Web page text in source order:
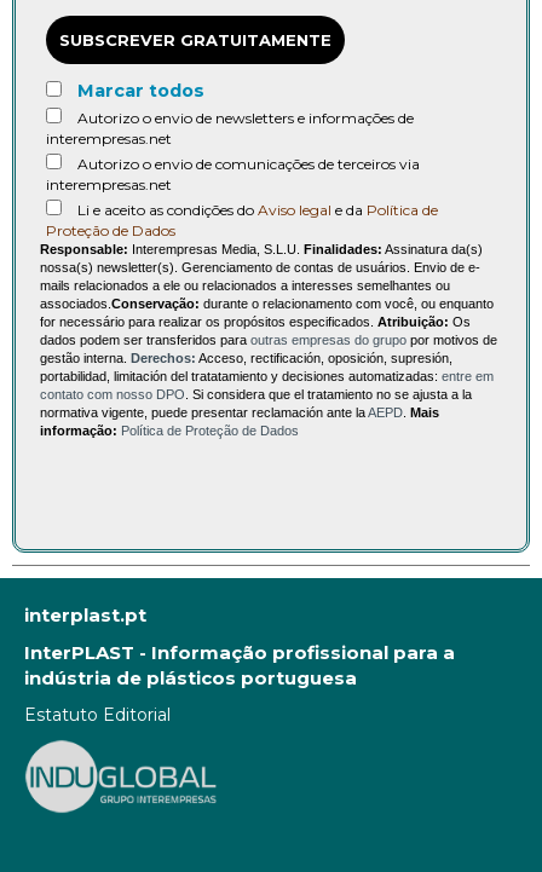
SUBSCREVER GRATUITAMENTE
Marcar todos
Autorizo o envio de newsletters e informações de
interempresas.net
Autorizo o envio de comunicações de terceiros via
interempresas.net
Li e aceito as condições do Aviso legal e da Política de
Proteção de Dados
Responsable: Interempresas Media, S.L.U. Finalidades: Assinatura da(s)
nossa(s) newsletter(s). Gerenciamento de contas de usuários. Envio de e-
mails relacionados a ele ou relacionados a interesses semelhantes ou
associados. Conservação: durante o relacionamento com você, ou enquanto
for necessário para realizar os propósitos especificados. Atribuição: Os
dados podem ser transferidos para outras empresas do grupo por motivos de
gestão interna. Derechos: Acceso, rectificación, oposición, supresión,
portabilidad, limitación del tratatamiento y decisiones automatizadas: entre em
contato com nosso DPO . Si considera que el tratamiento no se ajusta a la
normativa vigente, puede presentar reclamación ante laAEPD Mais
informação: Política de Proteção de Dados
interplast.pt
InterPLAST - Informação profissional para a
indústria de plásticos portuguesa
Estatuto Editorial